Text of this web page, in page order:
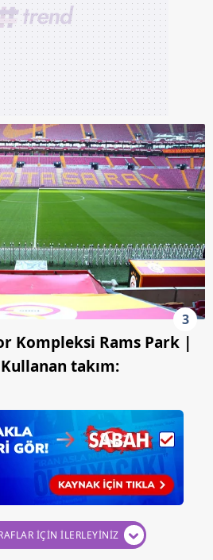
3
Kompleksi Rams Park |
takım:
İÇİN İLERLEYİNİZ